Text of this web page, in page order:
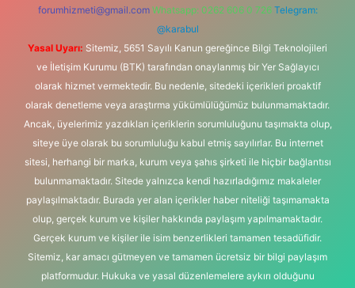
forumhizmeti@gmail.com Whatsapp: 0262 606 0 726 Telegram:
@karabul
Yasal Uyarı: Sitemiz, 5651 Sayılı Kanun gereğince Bilgi Teknolojileri
ve İletişim Kurumu (BTK) tarafından onaylanmış bir Yer Sağlayıcı
olarak hizmet vermektedir. Bu nedenle, sitedeki içerikleri proaktif
olarak denetleme veya araştırma yükümlülüğümüz bulunmamaktadır.
Ancak, üyelerimiz yazdıkları içeriklerin sorumluluğunu taşımakta olup,
siteye üye olarak bu sorumluluğu kabul etmiş sayılırlar. Bu internet
sitesi, herhangi bir marka, kurum veya şahıs şirketi ile hiçbir bağlantısı
bulunmamaktadır. Sitede yalnızca kendi hazırladığımız makaleler
paylaşılmaktadır. Burada yer alan içerikler haber niteliği taşımamakta
olup, gerçek kurum ve kişiler hakkında paylaşım yapılmamaktadır.
Gerçek kurum ve kişiler ile isim benzerlikleri tamamen tesadüfidir.
Sitemiz, kar amacı gütmeyen ve tamamen ücretsiz bir bilgi paylaşım
platformudur. Hukuka ve yasal düzenlemelere aykırı olduğunu